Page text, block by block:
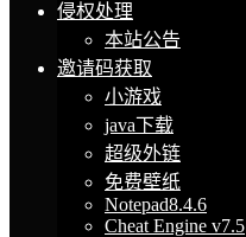
侵权处理
本站公告
邀请码获取
小游戏
java下载
超级外链
免费壁纸
Notepad8.4.6
Cheat Engine v7.5